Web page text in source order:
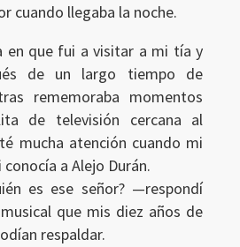
cuando llegaba la noche.
en que fui a visitar a mi tía y
de un largo tiempo de
rememoraba momentos
de televisión cercana al
mucha atención cuando mi
a Alejo Durán.
es ese señor? —respondí
que mis diez años de
respaldar.